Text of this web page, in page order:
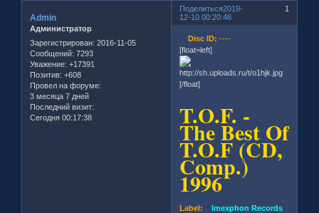
Поделиться 1
2019-
12-10 00:20:46
Admin
Администратор
Зарегистрирован: 2016-11-05
Сообщений: 7293
Уважение: +17391
Позитив: +608
Провел на форуме:
3 месяца 7 дней
Последний визит:
Сегодня 00:17:38
Disc ID: ----
[float=left]
[/float]
T.O.F. -
The Best Of
T.O.F (CD,
Comp.)
1996
Label: Imexphon Records